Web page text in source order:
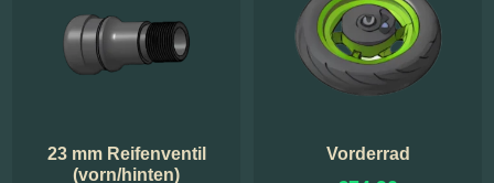
23 mm Reifenventil
(vorn/hinten)
Vorderrad